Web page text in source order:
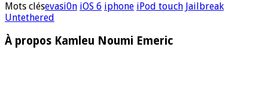
Mots clésevasi0n iOS 6 iphone iPod touch Jailbreak
Untethered
À propos Kamleu Noumi Emeric